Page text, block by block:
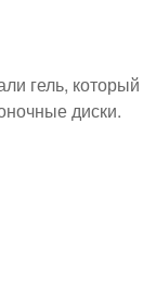
гель, который
диски.